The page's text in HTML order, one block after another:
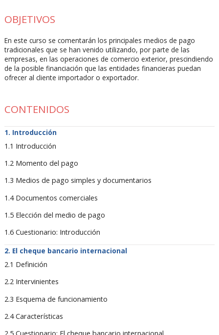
OBJETIVOS
En este curso se comentarán los principales medios de pago
tradicionales que se han venido utilizando, por parte de las
empresas, en las operaciones de comercio exterior, prescindiendo
de la posible financiación que las entidades financieras puedan
ofrecer al cliente importador o exportador.
CONTENIDOS
Introducción
1.1 Introducción
1.2 Momento del pago
1.3 Medios de pago simples y documentarios
1.4 Documentos comerciales
1.5 Elección del medio de pago
1.6 Cuestionario: Introducción
El cheque bancario internacional
2.1 Definición
2.2 Intervinientes
2.3 Esquema de funcionamiento
2.4 Características